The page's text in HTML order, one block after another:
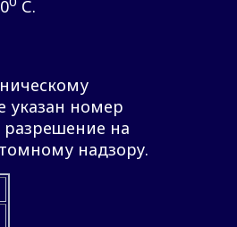
С.
указан номер
разрешение на
надзору.